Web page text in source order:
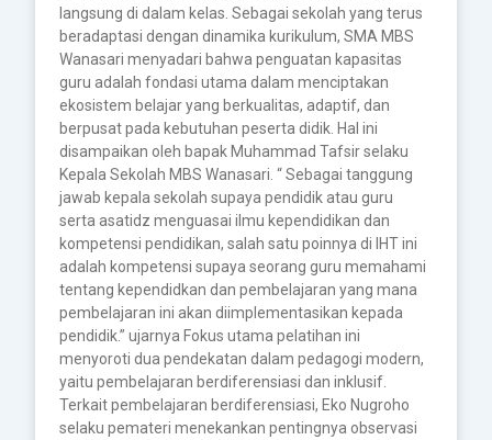
langsung di dalam kelas. Sebagai sekolah yang terus
beradaptasi dengan dinamika kurikulum, SMA MBS
Wanasari menyadari bahwa penguatan kapasitas
guru adalah fondasi utama dalam menciptakan
ekosistem belajar yang berkualitas, adaptif, dan
berpusat pada kebutuhan peserta didik. Hal ini
disampaikan oleh bapak Muhammad Tafsir selaku
Kepala Sekolah MBS Wanasari. “ Sebagai tanggung
jawab kepala sekolah supaya pendidik atau guru
serta asatidz menguasai ilmu kependidikan dan
kompetensi pendidikan, salah satu poinnya di IHT ini
adalah kompetensi supaya seorang guru memahami
tentang kependidkan dan pembelajaran yang mana
pembelajaran ini akan diimplementasikan kepada
pendidik.” ujarnya Fokus utama pelatihan ini
menyoroti dua pendekatan dalam pedagogi modern,
yaitu pembelajaran berdiferensiasi dan inklusif.
Terkait pembelajaran berdiferensiasi, Eko Nugroho
selaku pemateri menekankan pentingnya observasi